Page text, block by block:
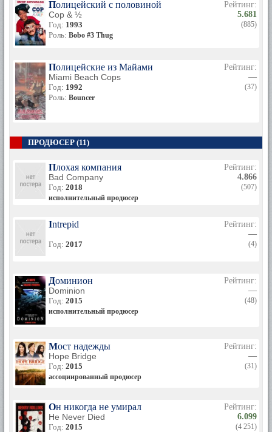
Полицейский с половиной
Cop & ½
Год: 1993
Роль: Bobo #3 Thug
Рейтинг:
5.681
(885)
Полицейские из Майами
Miami Beach Cops
Год: 1992
Роль: Bouncer
Рейтинг:
—
(37)
ПРОДЮСЕР (11)
Плохая компания
Bad Company
Год: 2018
исполнительный продюсер
Рейтинг:
4.866
(507)
Intrepid
Год: 2017
Рейтинг:
—
(4)
Доминион
Dominion
Год: 2015
исполнительный продюсер
Рейтинг:
—
(48)
Мост надежды
Hope Bridge
Год: 2015
ассоциированный продюсер
Рейтинг:
—
(31)
Он никогда не умирал
He Never Died
Год: 2015
Рейтинг:
6.099
(4 251)